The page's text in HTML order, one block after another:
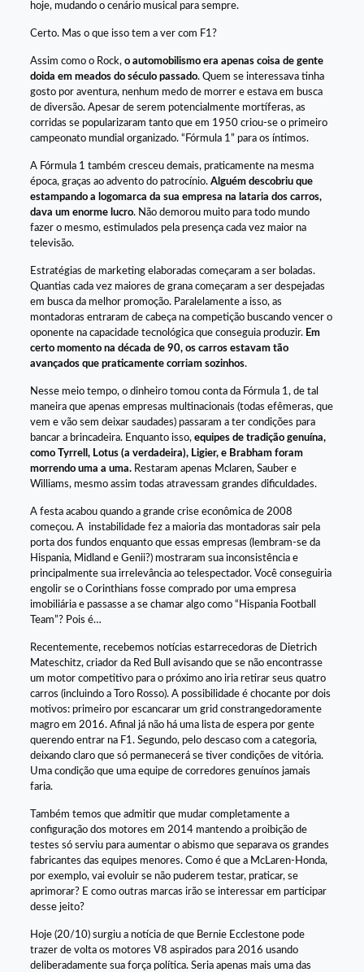
hoje, mudando o cenário musical para sempre.
Certo. Mas o que isso tem a ver com F1?
Assim como o Rock, o automobilismo era apenas coisa de gente
doida em meados do século passado. Quem se interessava tinha
gosto por aventura, nenhum medo de morrer e estava em busca
de diversão. Apesar de serem potencialmente mortíferas, as
corridas se popularizaram tanto que em 1950 criou-se o primeiro
campeonato mundial organizado. “Fórmula 1” para os íntimos.
A Fórmula 1 também cresceu demais, praticamente na mesma
época, graças ao advento do patrocínio. Alguém descobriu que
estampando a logomarca da sua empresa na lataria dos carros,
dava um enorme lucro. Não demorou muito para todo mundo
fazer o mesmo, estimulados pela presença cada vez maior na
televisão.
Estratégias de marketing elaboradas começaram a ser boladas.
Quantias cada vez maiores de grana começaram a ser despejadas
em busca da melhor promoção. Paralelamente a isso, as
montadoras entraram de cabeça na competição buscando vencer o
oponente na capacidade tecnológica que conseguia produzir. Em
certo momento na década de 90, os carros estavam tão
avançados que praticamente corriam sozinhos.
Nesse meio tempo, o dinheiro tomou conta da Fórmula 1, de tal
maneira que apenas empresas multinacionais (todas efêmeras, que
vem e vão sem deixar saudades) passaram a ter condições para
bancar a brincadeira. Enquanto isso, equipes de tradição genuína,
como Tyrrell, Lotus (a verdadeira), Ligier, e Brabham foram
morrendo uma a uma.Restaram apenas Mclaren, Sauber e
Williams, mesmo assim todas atravessam grandes dificuldades.
A festa acabou quando a grande crise econômica de 2008
começou. A instabilidade fez a maioria das montadoras sair pela
porta dos fundos enquanto que essas empresas (lembram-se da
Hispania, Midland e Genii?) mostraram sua inconsistência e
principalmente sua irrelevância ao telespectador. Você conseguiria
engolir se o Corinthians fosse comprado por uma empresa
imobiliária e passasse a se chamar algo como “Hispania Football
Team”? Pois é…
Recentemente, recebemos notícias estarrecedoras de Dietrich
Mateschitz, criador da Red Bull avisando que se não encontrasse
um motor competitivo para o próximo ano iria retirar seus quatro
carros (incluindo a Toro Rosso). A possibilidade é chocante por dois
motivos: primeiro por escancarar um grid constrangedoramente
magro em 2016. Afinal já não há uma lista de espera por gente
querendo entrar na F1. Segundo, pelo descaso com a categoria,
deixando claro que só permanecerá se tiver condições de vitória.
Uma condição que uma equipe de corredores genuínos jamais
faria.
Também temos que admitir que mudar completamente a
configuração dos motores em 2014 mantendo a proibição de
testes só serviu para aumentar o abismo que separava os grandes
fabricantes das equipes menores. Como é que a McLaren-Honda,
por exemplo, vai evoluir se não puderem testar, praticar, se
aprimorar? E como outras marcas irão se interessar em participar
desse jeito?
Hoje (20/10) surgiu a notícia de que Bernie Ecclestone pode
trazer de volta os motores V8 aspirados para 2016 usando
deliberadamente sua força política. Seria apenas mais uma das